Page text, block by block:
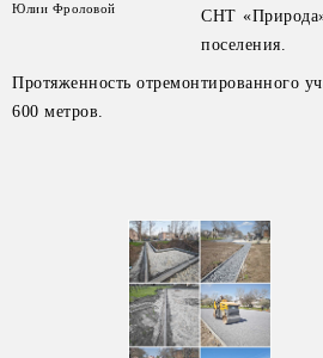
Юлии Фроловой
СНТ
поселения.
Протяженность отремонтированного
600 метров.